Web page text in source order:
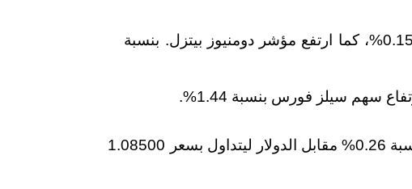
تقدم مؤشر ستاندرد آند بورز 500 بنسبة 0.15%، كما ارتفع مؤشر دومنيوز بيتزل. بنسبة
وعلى صعيد تداولات العملات، ارتفع اليورو بنسبة 0.26% مقابل الدولار ليتداول بسعر 1.08500